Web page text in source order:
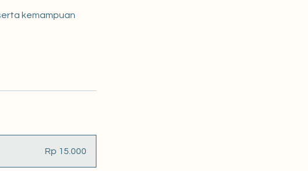
kemampuan
Rp 15.000